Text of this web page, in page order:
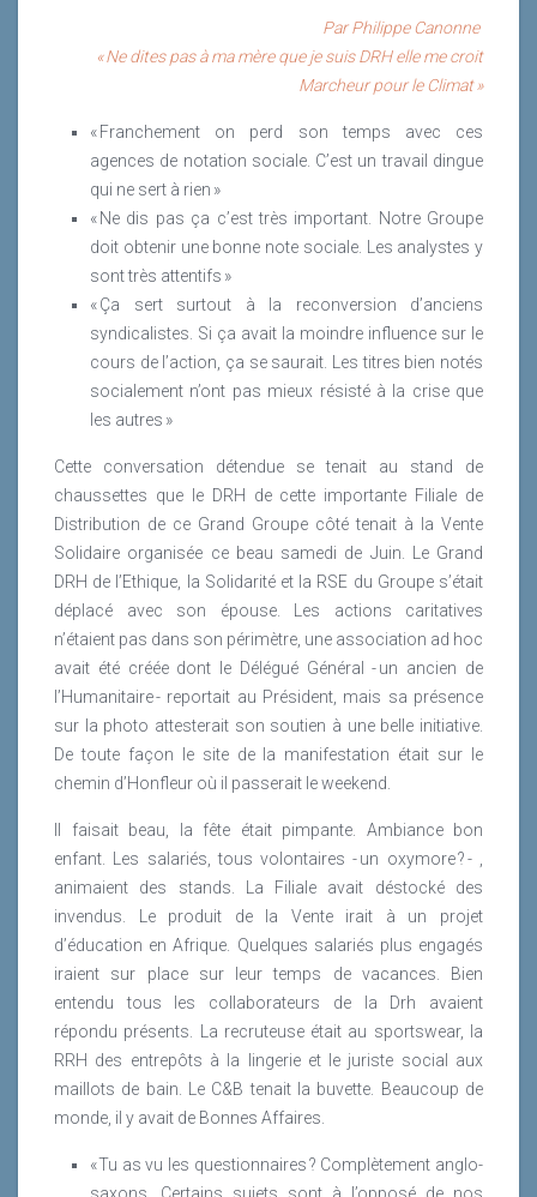
en œuvre par les équipes sur le terrain. La RSE porte
une vision transversale des enjeux et des intérêts
croisés, financiers, sociaux, sociétaux et
positif, elle s’assure que le niveau des objectifs fixés
est bien à la mesure des attentes de nos parties
prenantes, internes et externes. Elle met l’organisation
sous tension là où les sujets ne sont pas
naturellement abordés.
Lire la suite
général. Cette (r)évolution soulève de nouvelles
questions et appelle de nouvelles pratiques qui ont été
au cœur d’un groupe de travail de l’Anvie au cours
croisé leurs points de vue et leurs expériences.
Lire la suite
Bien évidemment, et c’est naturellement que le Groupe
CEMOI est inscrit dans une démarche RSE depuis
plusieurs décennies, non seulement à travers son
programme de cacao durable mais également à
travers ses actions sur le plan social et
environnemental.
Lire la suite
Par Philippe Canonne
« Ne dites pas à ma mère que je suis DRH elle me croit
Marcheur pour le Climat »
« Franchement on perd son temps avec ces
agences de notation sociale. C’est un travail dingue
qui ne sert à rien »
« Ne dis pas ça c’est très important. Notre Groupe
doit obtenir une bonne note sociale. Les analystes y
sont très attentifs »
« Ça sert surtout à la reconversion d’anciens
syndicalistes. Si ça avait la moindre influence sur le
cours de l’action, ça se saurait. Les titres bien notés
socialement n’ont pas mieux résisté à la crise que
les autres »
Cette conversation détendue se tenait au stand de
chaussettes que le DRH de cette importante Filiale de
Distribution de ce Grand Groupe côté tenait à la Vente
Solidaire organisée ce beau samedi de Juin. Le Grand
DRH de l’Ethique, la Solidarité et la RSE du Groupe s’était
déplacé avec son épouse. Les actions caritatives
n’étaient pas dans son périmètre, une association ad hoc
avait été créée dont le Délégué Général - un ancien de
l’Humanitaire - reportait au Président, mais sa présence
sur la photo attesterait son soutien à une belle initiative.
De toute façon le site de la manifestation était sur le
chemin d’Honfleur où il passerait le weekend.
Il faisait beau, la fête était pimpante. Ambiance bon
enfant. Les salariés, tous volontaires - un oxymore ? - ,
animaient des stands. La Filiale avait déstocké des
invendus. Le produit de la Vente irait à un projet
d’éducation en Afrique. Quelques salariés plus engagés
iraient sur place sur leur temps de vacances. Bien
entendu tous les collaborateurs de la Drh avaient
répondu présents. La recruteuse était au sportswear, la
RRH des entrepôts à la lingerie et le juriste social aux
maillots de bain. Le C&B tenait la buvette. Beaucoup de
monde, il y avait de Bonnes Affaires.
« Tu as vu les questionnaires ? Complètement anglo-